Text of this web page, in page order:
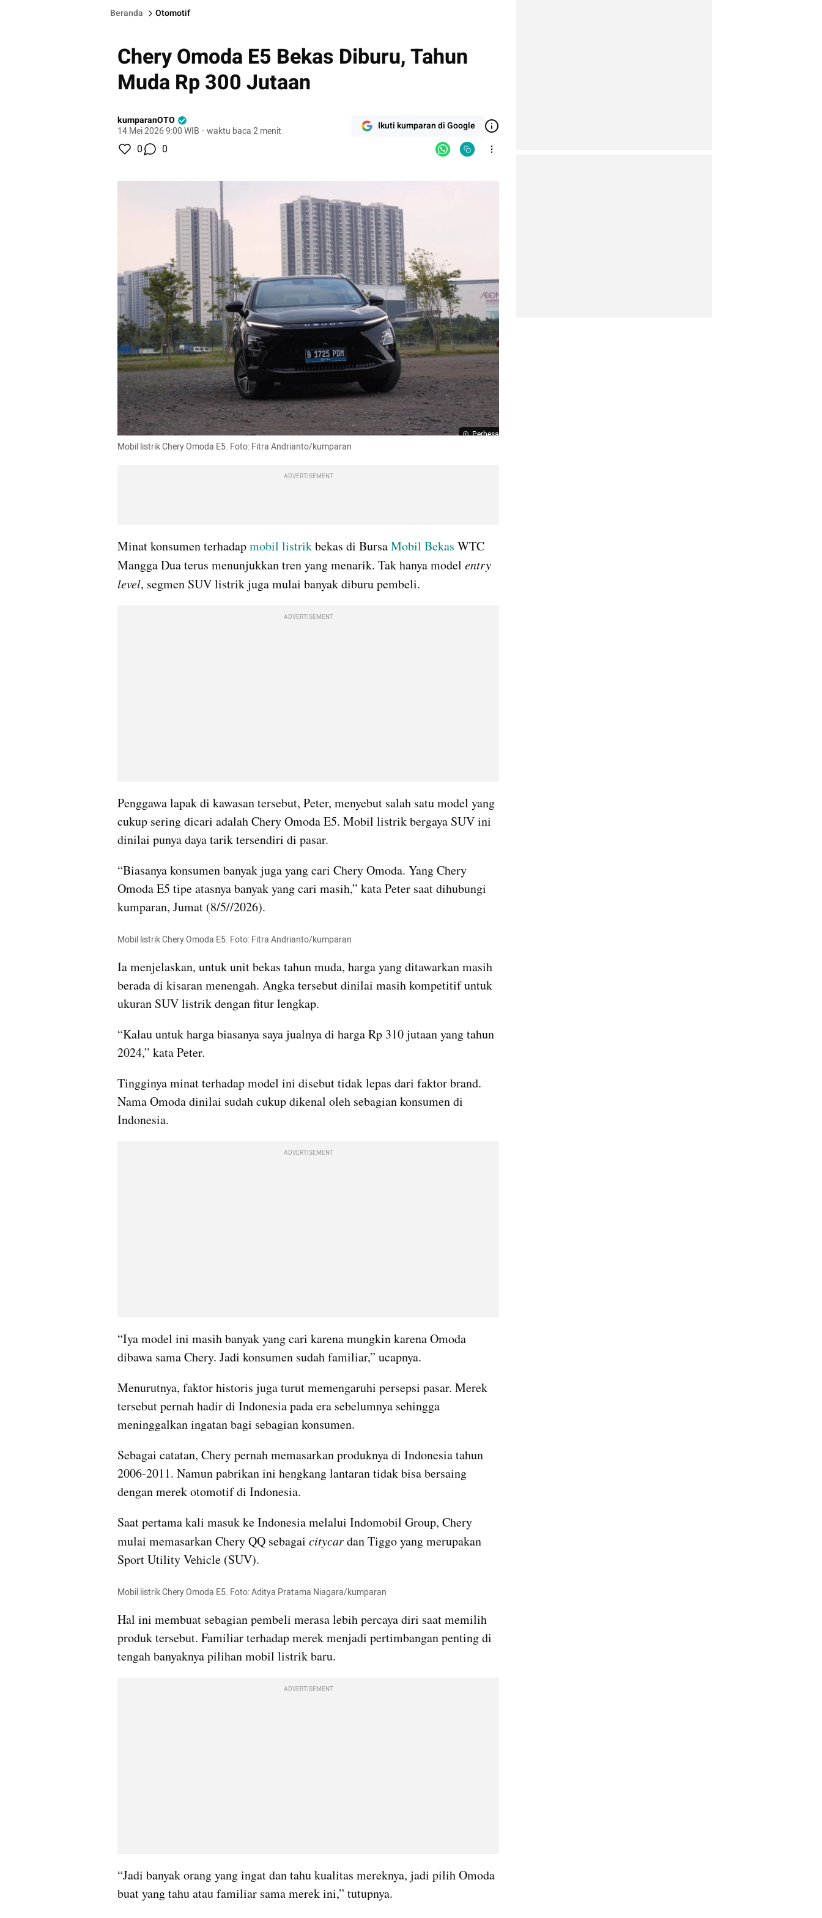
Beranda Otomotif
Chery Omoda E5 Bekas Diburu, Tahun
Muda Rp 300 Jutaan
kumparanOTO
14 Mei 2026 9:00 WIB · waktu baca 2 menit Ikuti kumparan di Google
0 0
Perbesar
Mobil listrik Chery Omoda E5. Foto: Fitra Andrianto/kumparan
ADVERTISEMENT
Minat konsumen terhadap mobil listrik bekas di Bursa Mobil Bekas WTC
Mangga Dua terus menunjukkan tren yang menarik. Tak hanya model entry
level, segmen SUV listrik juga mulai banyak diburu pembeli.
ADVERTISEMENT
Penggawa lapak di kawasan tersebut, Peter, menyebut salah satu model yang
cukup sering dicari adalah Chery Omoda E5. Mobil listrik bergaya SUV ini
dinilai punya daya tarik tersendiri di pasar.
“Biasanya konsumen banyak juga yang cari Chery Omoda. Yang Chery
Omoda E5 tipe atasnya banyak yang cari masih,” kata Peter saat dihubungi
kumparan, Jumat (8/5//2026).
Mobil listrik Chery Omoda E5. Foto: Fitra Andrianto/kumparan
Ia menjelaskan, untuk unit bekas tahun muda, harga yang ditawarkan masih
berada di kisaran menengah. Angka tersebut dinilai masih kompetitif untuk
ukuran SUV listrik dengan fitur lengkap.
“Kalau untuk harga biasanya saya jualnya di harga Rp 310 jutaan yang tahun
2024,” kata Peter.
Tingginya minat terhadap model ini disebut tidak lepas dari faktor brand.
Nama Omoda dinilai sudah cukup dikenal oleh sebagian konsumen di
Indonesia.
ADVERTISEMENT
“Iya model ini masih banyak yang cari karena mungkin karena Omoda
dibawa sama Chery. Jadi konsumen sudah familiar,” ucapnya.
Menurutnya, faktor historis juga turut memengaruhi persepsi pasar. Merek
tersebut pernah hadir di Indonesia pada era sebelumnya sehingga
meninggalkan ingatan bagi sebagian konsumen.
Sebagai catatan, Chery pernah memasarkan produknya di Indonesia tahun
2006-2011. Namun pabrikan ini hengkang lantaran tidak bisa bersaing
dengan merek otomotif di Indonesia.
Saat pertama kali masuk ke Indonesia melalui Indomobil Group, Chery
mulai memasarkan Chery QQ sebagai citycar dan Tiggo yang merupakan
Sport Utility Vehicle (SUV).
Mobil listrik Chery Omoda E5. Foto: Aditya Pratama Niagara/kumparan
Hal ini membuat sebagian pembeli merasa lebih percaya diri saat memilih
produk tersebut. Familiar terhadap merek menjadi pertimbangan penting di
tengah banyaknya pilihan mobil listrik baru.
ADVERTISEMENT
“Jadi banyak orang yang ingat dan tahu kualitas mereknya, jadi pilih Omoda
buat yang tahu atau familiar sama merek ini,” tutupnya.